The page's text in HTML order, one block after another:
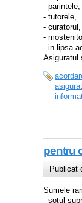
- parintele,
- tutorele,
- curatorul,
-
- in lipsa
Asiguratul
asigurat
pentru
Publicat
Sumele
- sotul